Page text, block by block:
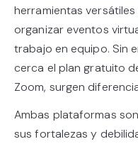
herramientas
organizar eventos
trabajo en equipo. Sin
cerca el plan gratuito
Zoom, surgen
Ambas plataformas
sus fortalezas y